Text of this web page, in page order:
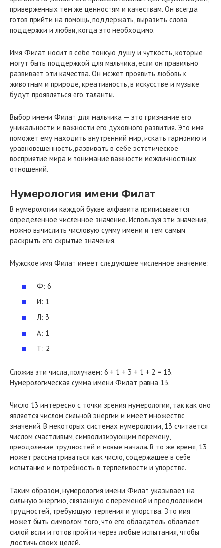
приверженных тем же ценностям и качествам. Он всегда
готов прийти на помощь, поддержать, выразить слова
поддержки и любви, когда это необходимо.
Имя Филат носит в себе тонкую душу и чуткость, которые
могут быть поддержкой для мальчика, если он правильно
развивает эти качества. Он может проявить любовь к
животным и природе, креативность, в искусстве и музыке
будут проявляться его таланты.
Выбор имени Филат для мальчика — это признание его
уникальности и важности его духовного развития. Это имя
поможет ему находить внутренний мир, искать гармонию и
уравновешенность, развивать в себе эстетическое
восприятие мира и понимание важности межличностных
отношений.
Нумерология имени Филат
В нумерологии каждой букве алфавита приписывается
определенное численное значение. Используя эти значения,
можно вычислить числовую сумму имени и тем самым
раскрыть его скрытые значения.
Мужское имя Филат имеет следующее численное значение:
Ф: 6
И: 1
Л: 3
А: 1
Т: 2
Сложив эти числа, получаем: 6 + 1 + 3 + 1 + 2 = 13.
Нумерологическая сумма имени Филат равна 13.
Число 13 интересно с точки зрения нумерологии, так как оно
является числом сильной энергии и имеет множество
значений. В некоторых системах нумерологии, 13 считается
числом счастливым, символизирующим перемену,
преодоление трудностей и новые начала. В то же время, 13
может рассматриваться как число, содержащее в себе
испытание и потребность в терпеливости и упорстве.
Таким образом, нумерология имени Филат указывает на
сильную энергию, связанную с переменой и преодолением
трудностей, требующую терпения и упорства. Это имя
может быть символом того, что его обладатель обладает
силой воли и готов пройти через любые испытания, чтобы
достичь своих целей.